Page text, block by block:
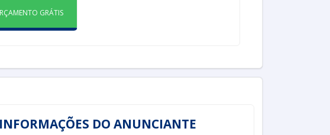
GRÁTIS
INFORMAÇÕES DO ANUNCIANTE